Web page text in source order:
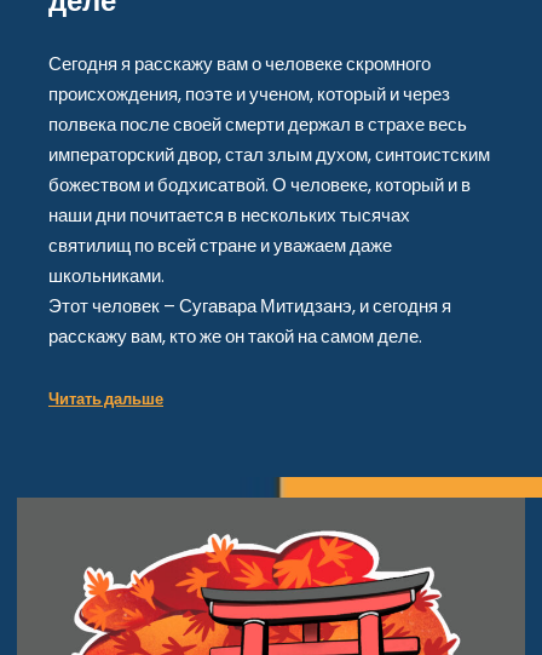
Сегодня я расскажу вам о человеке скромного
происхождения, поэте и ученом, который и через
полвека после своей смерти держал в страхе весь
императорский двор, стал злым духом, синтоистским
божеством и бодхисатвой. О человеке, который и в
наши дни почитается в нескольких тысячах
святилищ по всей стране и уважаем даже
школьниками.
Этот человек – Сугавара Митидзанэ, и сегодня я
расскажу вам, кто же он такой на самом деле.
Читать дальше